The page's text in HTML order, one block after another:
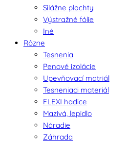
Silážne plachty
Výstražné fólie
Iné
Rôzne
Tesnenia
Penové izolácie
Upevňovací matriál
Tesneniaci materiál
FLEXI hadice
Mazivá, lepidlo
Náradie
Záhrada